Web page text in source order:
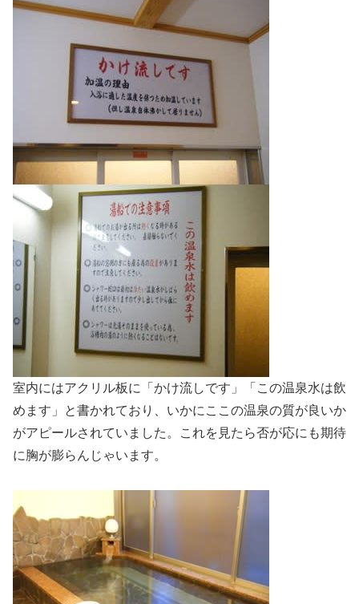
室内にはアクリル板に「かけ流しです」「この温泉水は飲
めます」と書かれており、いかにここの温泉の質が良いか
がアピールされていました。これを見たら否が応にも期待
に胸が膨らんじゃいます。